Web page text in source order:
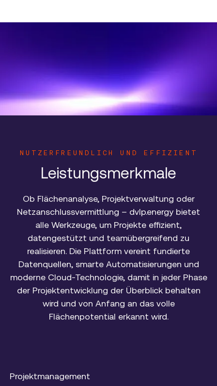
NUTZERFREUNDLICH UND EFFIZIENT
Leistungsmerkmale
Ob Flächenanalyse, Projektverwaltung oder
Netzanschlussvermittlung – dvlp.energy bietet
alle Werkzeuge, um Projekte effizient,
datengestützt und teamübergreifend zu
realisieren. Die Plattform vereint fundierte
Datenquellen, smarte Automatisierungen und
moderne Cloud-Technologie, damit in jeder Phase
der Projektentwicklung der Überblick behalten
wird und von Anfang an das volle
Flächenpotential erkannt wird.
Projektmanagement